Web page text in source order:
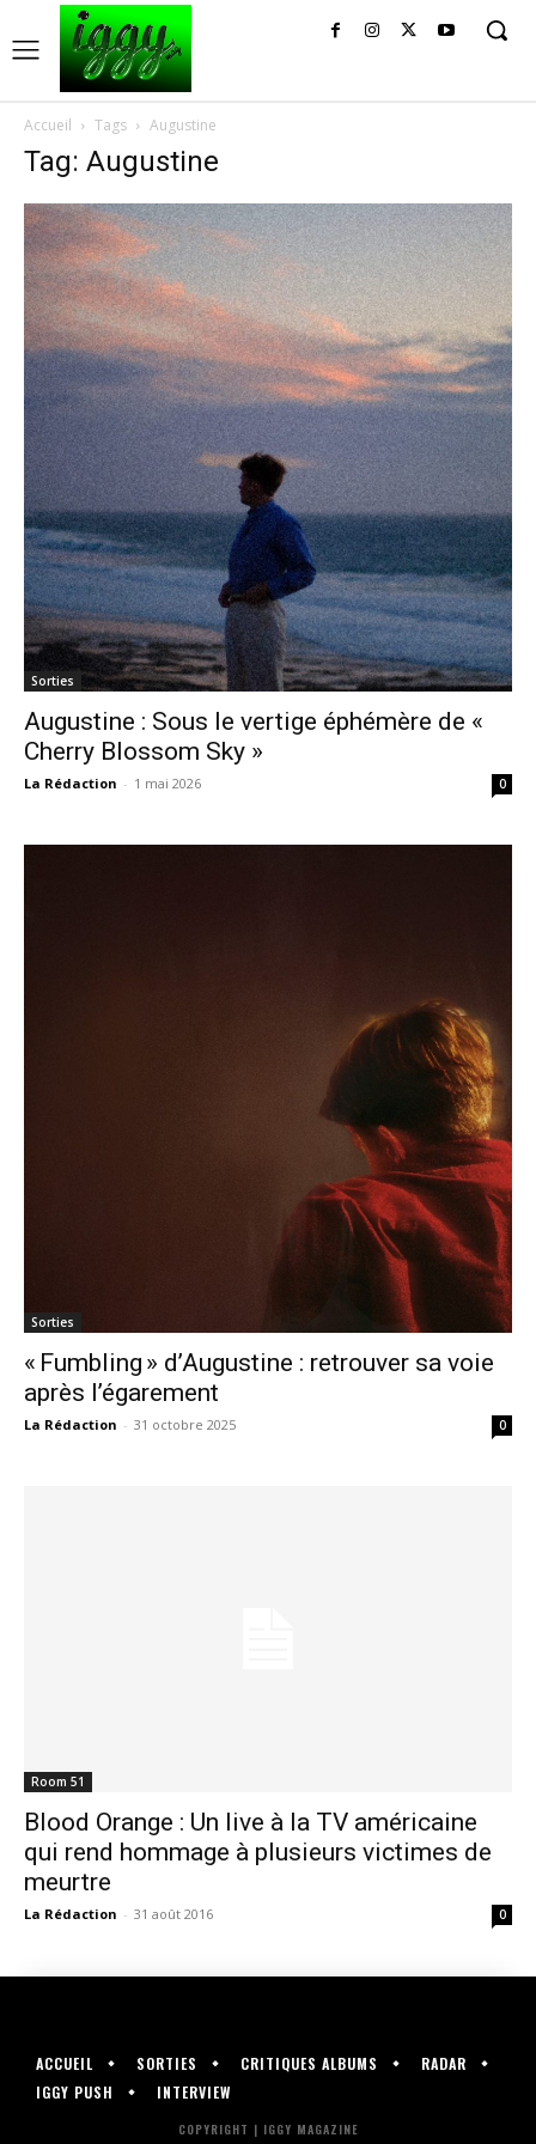
Accueil Tags Augustine
Tag: Augustine
Sorties
Augustine : Sous le vertige éphémère de «
Cherry Blossom Sky »
La Rédaction - 1 mai 2026 0
Sorties
« Fumbling » d’Augustine : retrouver sa voie
après l’égarement
La Rédaction - 31 octobre 2025 0
Room 51
Blood Orange : Un live à la TV américaine
qui rend hommage à plusieurs victimes de
meurtre
La Rédaction - 31 août 2016 0
ACCUEIL SORTIES CRITIQUES ALBUMS
RADAR
IGGY PUSH
INTERVIEW
COPYRIGHT | IGGY MAGAZINE